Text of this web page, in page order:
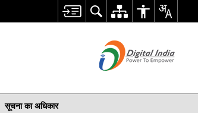
सूचना का अधिकार